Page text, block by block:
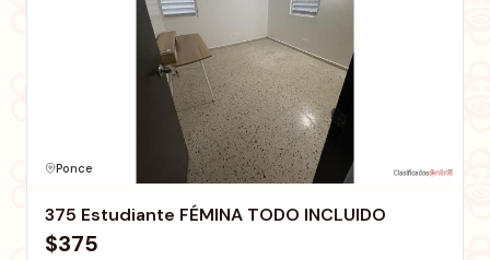
Ponce
375 Estudiante FÉMINA TODO INCLUIDO
$375